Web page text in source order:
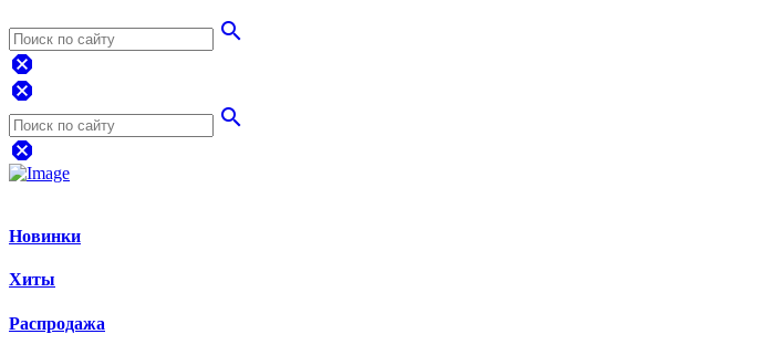
search
dangerous
dangerous
search
dangerous
Новинки
Хиты
Распродажа